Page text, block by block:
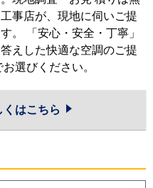
事店が、現地に伺いご提
。 「安心・安全・丁寧」
えした快適な空調のご提
選びください。
はこちら